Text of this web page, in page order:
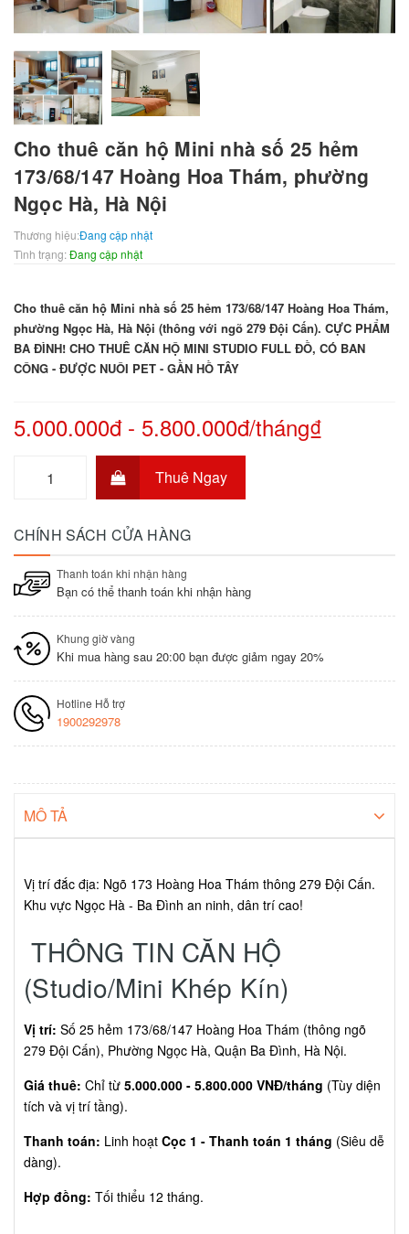
Cho thuê căn hộ Mini nhà số 25 hẻm
173/68/147 Hoàng Hoa Thám, phường
Ngọc Hà, Hà Nội
Thương hiệu:Đang cập nhật
Tình trạng:Đang cập nhật
Cho thuê căn hộ Mini nhà số 25 hẻm 173/68/147 Hoàng Hoa Thám,
phường Ngọc Hà, Hà Nội (thông với ngõ 279 Đội Cấn). CỰC PHẨM
BA ĐÌNH! CHO THUÊ CĂN HỘ MINI STUDIO FULL ĐỒ, CÓ BAN
CÔNG - ĐƯỢC NUÔI PET - GẦN HỒ TÂY
5.000.000đ - 5.800.000đ/tháng₫
Thuê Ngay
CHÍNH SÁCH CỬA HÀNG
Thanh toán khi nhận hàng
Bạn có thể thanh toán khi nhận hàng
Khung giờ vàng
Khi mua hàng sau 20:00 bạn được giảm ngay 20%
Hotline Hỗ trợ
1900292978
MÔ TẢ
Vị trí đắc địa: Ngõ 173 Hoàng Hoa Thám thông 279 Đội Cấn.
Khu vực Ngọc Hà - Ba Đình an ninh, dân trí cao!
THÔNG TIN CĂN HỘ
(Studio/Mini Khép Kín)
Vị trí: Số 25 hẻm 173/68/147 Hoàng Hoa Thám (thông ngõ
279 Đội Cấn), Phường Ngọc Hà, Quận Ba Đình, Hà Nội.
Giá thuê: Chỉ từ 5.000.000 - 5.800.000 VNĐ/tháng (Tùy diện
tích và vị trí tầng).
Thanh toán: Linh hoạt Cọc 1 - Thanh toán 1 tháng (Siêu dễ
dàng).
Hợp đồng: Tối thiểu 12 tháng.